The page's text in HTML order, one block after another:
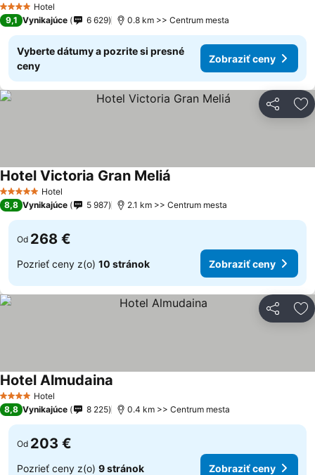
4 Počet hviezdičiek
Hotel
9,1 Vynikajúce 6 629 0.8 km >> Centrum mesta
Vyberte dátumy a pozrite si presné
ceny
Zobraziť ceny
Zdieľať
5 Počet hviezdičiek
Hotel
Hotel Victoria Gran Meliá
8,8 Vynikajúce 5 987 2.1 km >> Centrum mesta
Od 268 €
Pozrieť ceny z(o) 10 stránok Zobraziť ceny
Zdieľať
4 Počet hviezdičiek
Hotel
Hotel Almudaina
8,8 Vynikajúce 8 225 0.4 km >> Centrum mesta
Od 203 €
Pozrieť ceny z(o) 9 stránok Zobraziť ceny